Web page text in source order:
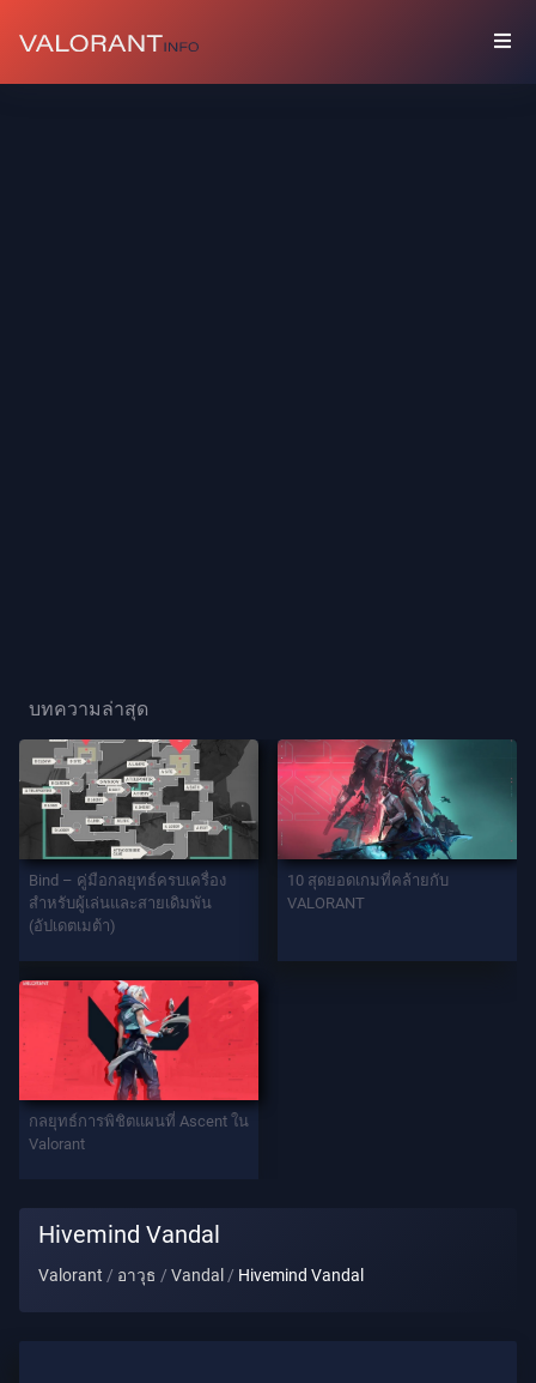
เล่น
เกม
นท์
อาวุธ
เทิล
พาส
สัญญา
บทความล่าสุด
Bind – คู่มือกลยุทธ์ครบเครื่อง
สำหรับผู้เล่นและสายเดิมพัน
(อัปเดตเมต้า)
10 สุดยอดเกมที่คล้ายกับ
VALORANT
กลยุทธ์การพิชิตแผนที่ Ascent ใน
Valorant
Hivemind Vandal
Valorant อาวุธ Vandal Hivemind Vandal